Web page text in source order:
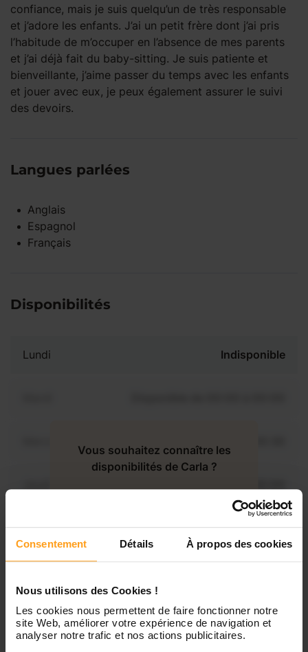
Consentement Détails À propos des cookies
Nous utilisons des Cookies !
Les cookies nous permettent de faire fonctionner notre
site Web, améliorer votre expérience de navigation et
analyser notre trafic et nos actions publicitaires.
confiance, mais je suis quelqu’un de très responsable
et j’adore les enfants. J’ai un petit frère dont j’ai pris
l’habitude de m’occuper en l’absence de mes parents
et j’ai déjà fait du baby-sitting. Je suis patiente et
bienveillante, j’aime passer du temps avec les enfants
et jouer avec eux, je peux également assurer le suivi
des devoirs.
Langues parlées
Anglais
Espagnol
Français
Disponibilités
Lundi Indisponible
Vendredi Disponible de 00:00 à 00:00
Dimanche Disponible de 00:00 à 00:00
Vous souhaitez connaître les
disponibilités de Carla ?